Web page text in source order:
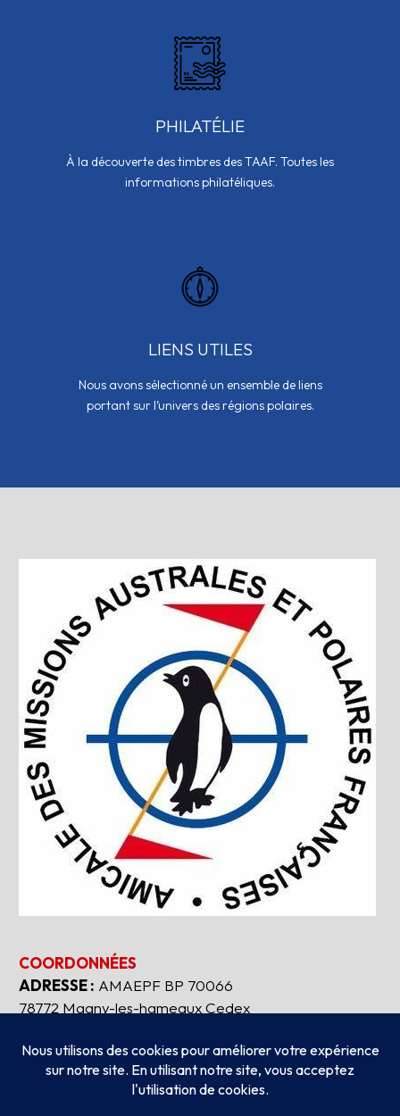
PHILATÉLIE
À la découverte des timbres des TAAF. Toutes les
informations philatéliques.
LIENS UTILES
Nous avons sélectionné un ensemble de liens
portant sur l’univers des régions polaires.
COORDONNÉES
ADRESSE : AMAEPF BP 70066
78772 Magny-les-hameaux Cedex